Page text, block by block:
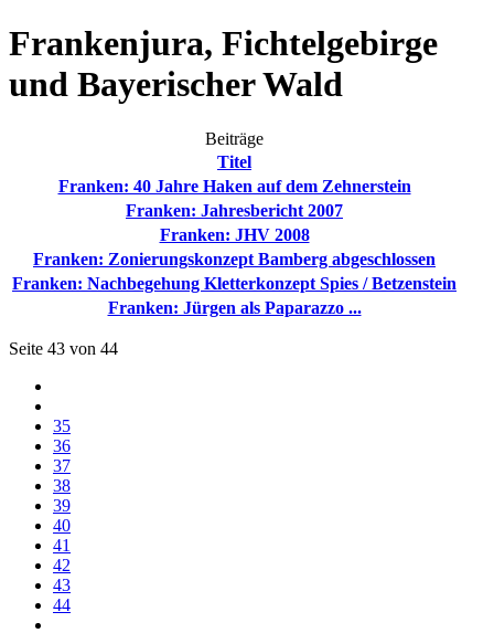
Frankenjura, Fichtelgebirge
und Bayerischer Wald
Beiträge
Titel
Franken: 40 Jahre Haken auf dem Zehnerstein
Franken: Jahresbericht 2007
Franken: JHV 2008
Franken: Zonierungskonzept Bamberg abgeschlossen
Franken: Nachbegehung Kletterkonzept Spies / Betzenstein
Franken: Jürgen als Paparazzo ...
Seite 43 von 44
35
36
37
38
39
40
41
42
43
44